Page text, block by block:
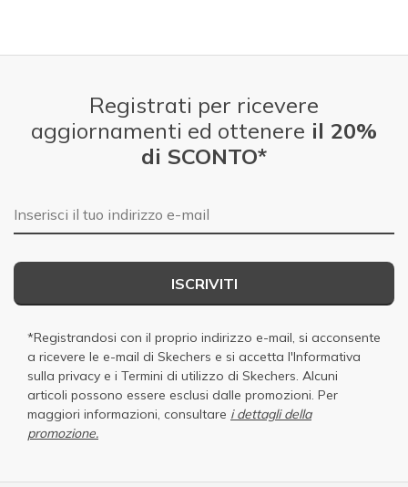
Registrati per ricevere
aggiornamenti ed ottenere il 20%
di SCONTO*
E-mail
ISCRIVITI
*Registrandosi con il proprio indirizzo e-mail, si acconsente
a ricevere le e-mail di Skechers e si accetta l'Informativa
sulla privacy e i Termini di utilizzo di Skechers . Alcuni
articoli possono essere esclusi dalle promozioni. Per
maggiori informazioni, consultare i dettagli della
promozione.